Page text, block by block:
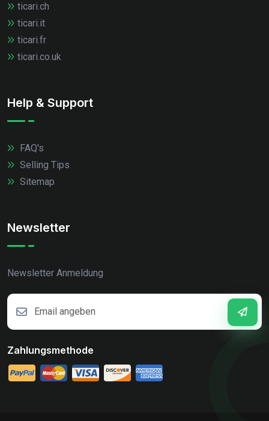
ticari.ch
ticari.it
ticari.fr
ticari.co.uk
Help & Support
FAQ's
Selling Tips
Sitemap
Newsletter
Newsletter Anmeldung
Zahlungsmethode